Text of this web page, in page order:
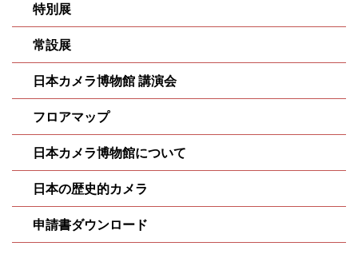
特別展
常設展
日本カメラ博物館 講演会
フロアマップ
日本カメラ博物館について
日本の歴史的カメラ
申請書ダウンロード